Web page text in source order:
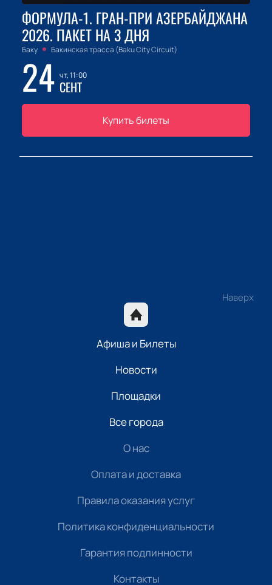
ФОРМУЛА-1. ГРАН-ПРИ АЗЕРБАЙДЖАНА
2026. ПАКЕТ НА 3 ДНЯ
Баку Бакинская трасса (Baku City Circuit)
24 чт, 11:00
СЕНТ
Купить билеты
Наверх
Афиша и Билеты
Новости
Площадки
Все города
О нас
Оплата и доставка
Правила оказания услуг
Политика конфиденциальности
Гарантия подлинности
Контакты